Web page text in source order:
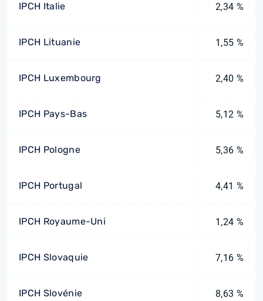
IPCH Italie 2,34 %
IPCH Lituanie 1,55 %
IPCH Luxembourg 2,40 %
IPCH Pays-Bas 5,12 %
IPCH Pologne 5,36 %
IPCH Portugal 4,41 %
IPCH Royaume-Uni 1,24 %
IPCH Slovaquie 7,16 %
IPCH Slovénie 8,63 %